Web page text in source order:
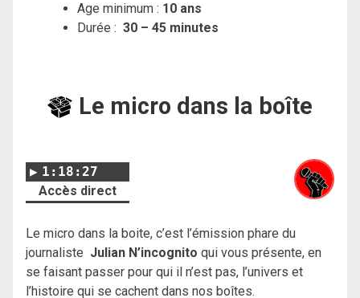
Age minimum : 10 ans
Durée : 30 – 45 minutes
Le micro dans la boîte
1:18:27
Accès direct
Le micro dans la boite, c’est l’émission phare du
journaliste Julian N’incognito qui vous présente, en
se faisant passer pour qui il n’est pas, l’univers et
l’histoire qui se cachent dans nos boîtes.